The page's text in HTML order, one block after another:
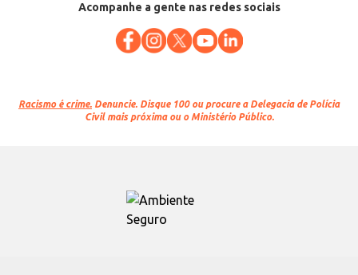
Acompanhe a gente nas redes sociais
Racismo é crime. Denuncie. Disque 100 ou procure a Delegacia de Polícia
Civil mais próxima ou o Ministério Público.